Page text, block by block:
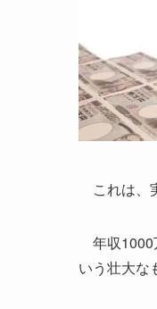
これは、
年収1000
いう壮大な